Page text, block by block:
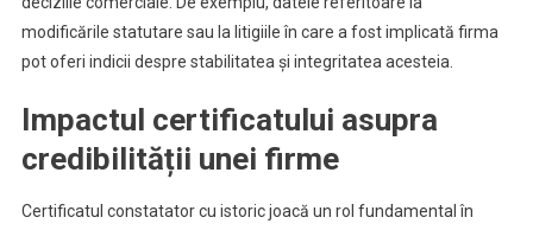
modificările statutare sau la litigiile în care a fost implicată firma
pot oferi indicii despre stabilitatea și integritatea acesteia.
Impactul certificatului asupra
credibilității unei firme
Certificatul constatator cu istoric joacă un rol fundamental în